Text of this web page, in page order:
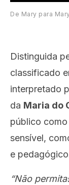
De Mary para
Distinguida
classificado
interpretado
da Maria do
público
sensível,
e
“Não